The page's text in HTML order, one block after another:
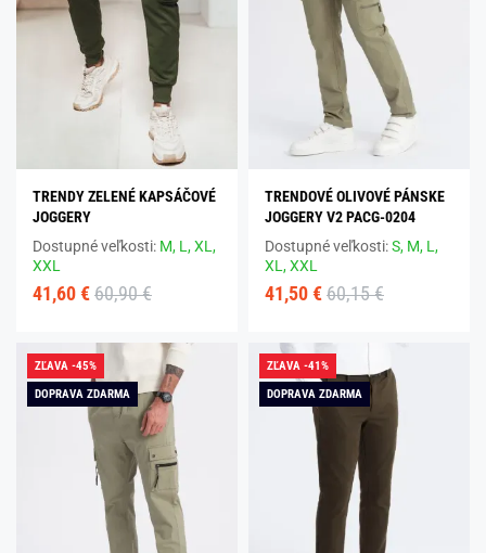
TRENDY ZELENÉ KAPSÁČOVÉ
JOGGERY
Dostupné veľkosti: M, L,XL,
XXL
41,60 € 60,90 €
TRENDOVÉ OLIVOVÉ PÁNSKE
JOGGERY V2 PACG-0204
Dostupné veľkosti:S, M, L,
XL,XXL
41,50 € 60,15 €
ZĽAVA -45%
DOPRAVA ZDARMA
ZĽAVA -41%
DOPRAVA ZDARMA